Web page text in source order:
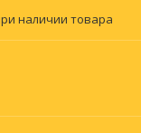
наличии товара